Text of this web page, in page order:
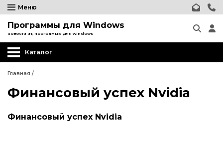
Меню
Программы для Windows
новости ит, программы для windows
Каталог
Главная /
Финансовый успех Nvidia
Финансовый успех Nvidia